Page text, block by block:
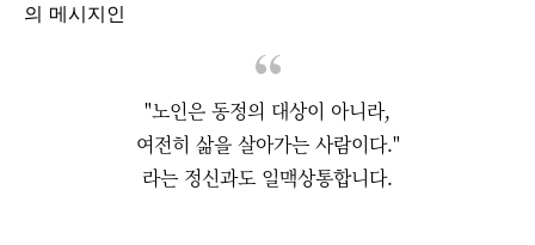
의 메시지인
"노인은 동정의 대상이 아니라,
여전히 삶을 살아가는 사람이다."
라는 정신과도 일맥상통합니다.